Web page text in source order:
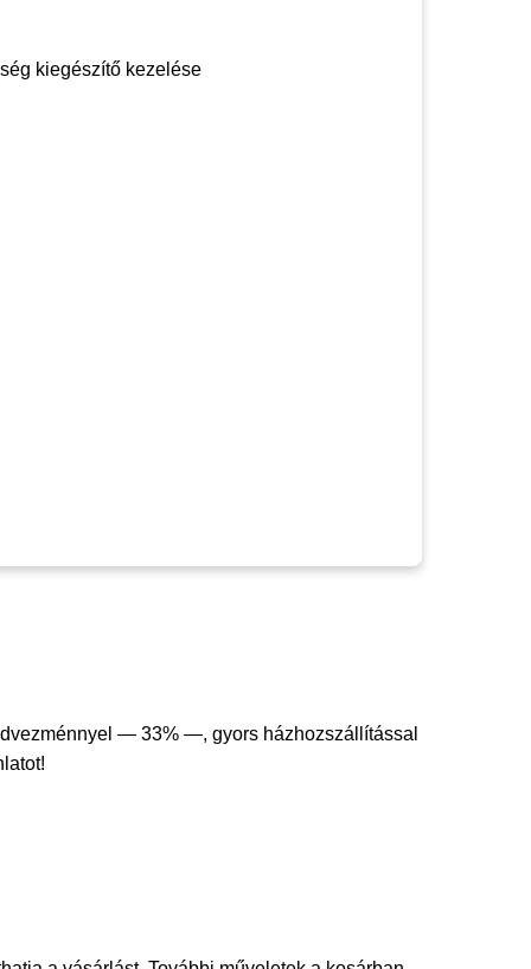
kiegészítő kezelése
— 33% —, gyors házhozszállítással